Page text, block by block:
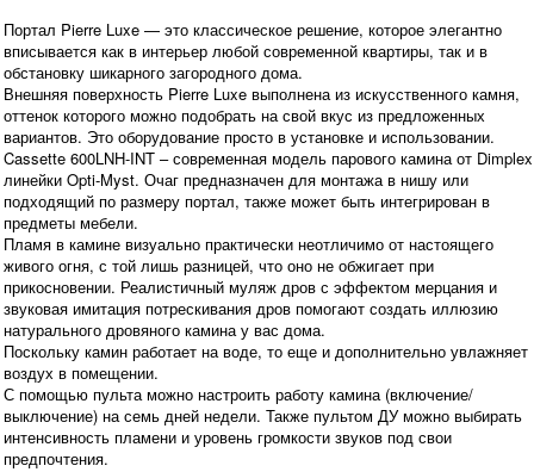
Портал Pierre Luxe — это классическое решение, которое элегантно
вписывается как в интерьер любой современной квартиры, так и в
обстановку шикарного загородного дома.
Внешняя поверхность Pierre Luxe выполнена из искусственного камня,
оттенок которого можно подобрать на свой вкус из предложенных
вариантов. Это оборудование просто в установке и использовании.
Cassette 600LNH-INT – современная модель парового камина от Dimplex
линейки Opti-Myst. Очаг предназначен для монтажа в нишу или
подходящий по размеру портал, также может быть интегрирован в
предметы мебели.
Пламя в камине визуально практически неотличимо от настоящего
живого огня, с той лишь разницей, что оно не обжигает при
прикосновении. Реалистичный муляж дров с эффектом мерцания и
звуковая имитация потрескивания дров помогают создать иллюзию
натурального дровяного камина у вас дома.
Поскольку камин работает на воде, то еще и дополнительно увлажняет
воздух в помещении.
С помощью пульта можно настроить работу камина (включение/
выключение) на семь дней недели. Также пультом ДУ можно выбирать
интенсивность пламени и уровень громкости звуков под свои
предпочтения.